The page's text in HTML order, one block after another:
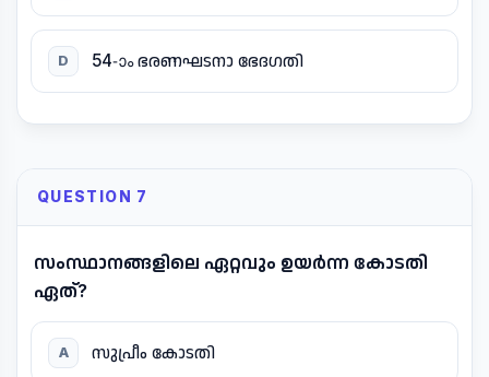
D 54-ാം ഭരണഘടനാ ഭേദഗതി
QUESTION 7
സംസ്ഥാനങ്ങളിലെ ഏറ്റവും ഉയർന്ന കോടതി
ഏത്?
A സുപ്രീം കോടതി